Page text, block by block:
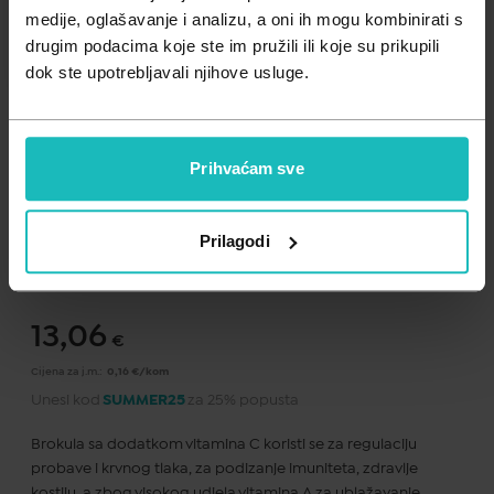
medije, oglašavanje i analizu, a oni ih mogu kombinirati s
drugim podacima koje ste im pružili ili koje su prikupili
dok ste upotrebljavali njihove usluge.
Prihvaćam sve
Prilagodi
Zdravlje muškarca
Zdravlje žene
Minerali
Probiotici i prebiotici
Važna obavijest prema Zakonu o zaštiti potrošača..
13,06 €
Cijena za j.m.: 0,16 €/kom
Unesi kod SUMMER25 za 25% popusta
Brokula sa dodatkom vitamina C koristi se za regulaciju
probave i krvnog tlaka, za podizanje imuniteta, zdravlje